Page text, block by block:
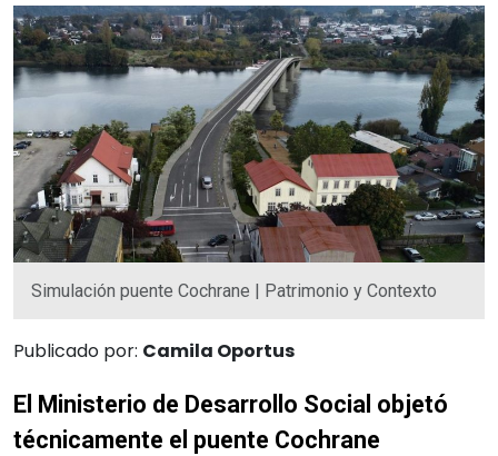
Simulación puente Cochrane | Patrimonio y Contexto
Publicado por: Camila Oportus
El Ministerio de Desarrollo Social objetó
técnicamente el puente Cochrane